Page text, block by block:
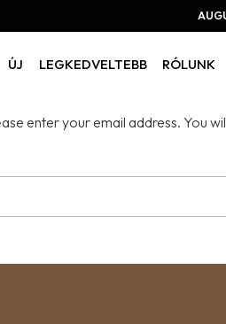
ÚJ LEGKEDVELTEBB RÓLUNK
enter your email address. You